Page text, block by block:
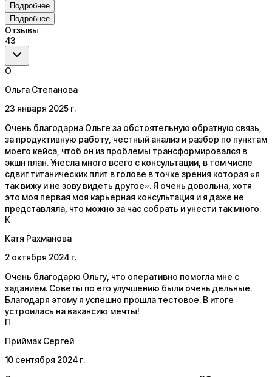
Подробнее
Подробнее
Отзывы
43
О
Ольга Степанова
23 января 2025 г.
Очень благодарна Ольге за обстоятельную обратную связь,
за продуктивную работу, честный анализ и разбор по пунктам
моего кейса, чтоб он из проблемы трансформировался в
экшн план. Унесла много всего с консультации, в том числе
сдвиг титанических плит в голове в точке зрения которая «я
так вижу и не зову видеть другое». Я очень довольна, хотя
это моя первая моя карьерная консультация и я даже не
представляла, что можно за час собрать и унести так много.
К
Катя Рахманова
2 октября 2024 г.
Очень благодарю Ольгу, что оперативно помогла мне с
заданием. Советы по его улучшению были очень дельные.
Благодаря этому я успешно прошла тестовое. В итоге
устроилась на вакансию мечты!
П
Приймак Сергей
10 сентября 2024 г.